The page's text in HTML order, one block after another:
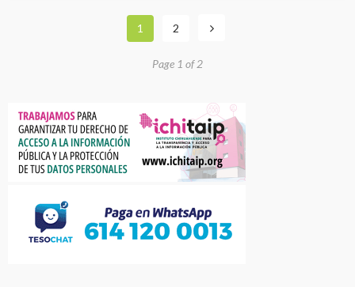
1 2
Page 1 of 2